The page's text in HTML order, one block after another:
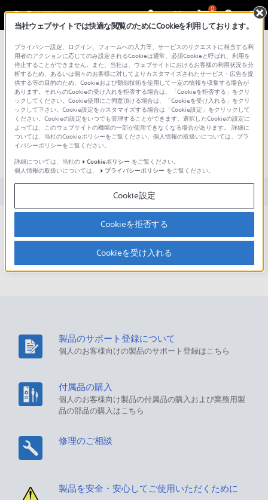
0
総合サポート・お問い合わせ
文書番号 : 00352739 / 最終更新日 : 2025/03/25
［画質・映像設定］メニューの
［調整の初期化］が選択できない
（W840シリーズ）
対象製品カテゴリー・製品
［設定］-［画質・映像設定］を、初期値から何も変
更していないと、［調整の初期化］が選択できませ
製品のサポート登録について
個人のお客様向けの製品のサポート登録はこちら
付属品の購入
個人のお客様向け製品の付属品の購入および業務用製
品の部品の購入はこちら
修理のご相談
製品を安全・安心してご使用いただくために
当社ウェブサイトでは快適な閲覧のためにCookieを利用しております。
プライバシー設定、ログイン、フォームへの入力等、サービスのリクエストに相当する利
用者のアクションに応じてのみ設定されるCookieは通常、必須Cookieと呼ばれ、利用を
停止することができません。また、当社は、ウェブサイトにおけるお客様の利用状況を分
析するため、あるいは個々のお客様に対してよりカスタマイズされたサービス・広告を提
供する等の目的のため、Cookieおよび類似技術を使用して一定の情報を収集する場合が
あります。それらのCookieの受け入れを拒否する場合は、「Cookieを拒否する」をクリ
ックしてください。Cookie使用にご同意頂ける場合は、「Cookieを受け入れる」をクリ
ックして下さい。Cookie設定をカスタマイズする場合は「Cookie設定」をクリックして
ください。Cookieの設定をいつでも管理することができます。選択したCookieの設定に
よっては、このウェブサイトの機能の一部が使用できなくなる場合があります。 詳細に
ついては、当社のCookieポリシーをご覧ください。個人情報の取扱いについては、プラ
イバシーポリシーをご覧ください。
詳細については、当社の
Cookieポリシー をご覧ください。
個人情報の取扱いについては、
プライバシーポリシー をご覧ください。
Cookie設定
Cookieを拒否する
Cookieを受け入れる